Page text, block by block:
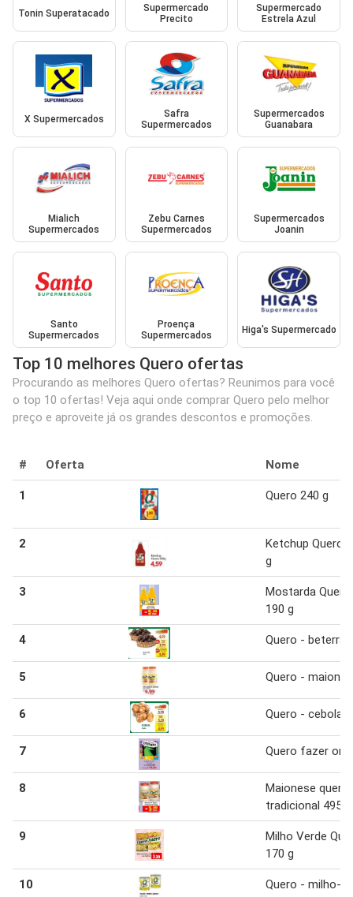
Tonin Superatacado
Supermercado
Precito
Supermercado
Estrela Azul
X Supermercados
Safra
Supermercados
Supermercados
Guanabara
Mialich
Supermercados
Zebu Carnes
Supermercados
Supermercados
Joanin
Santo
Supermercados
Proença
Supermercados
Higa's Supermercado
Top 10 melhores Quero ofertas
Procurando as melhores Quero ofertas? Reunimos para você
o top 10 ofertas! Veja aqui onde comprar Quero pelo melhor
preço e aproveite já os grandes descontos e promoções.
# Oferta Nome
1 Quero 240 g
2
Ketchup Quero
g
3
Mostarda Quero
190 g
4 Quero -
5 Quero -
6 Quero - cebola
7 Quero fazer
8
Maionese quero
tradicional 495 g
9
Milho Verde
170 g
10 Quero - milho-